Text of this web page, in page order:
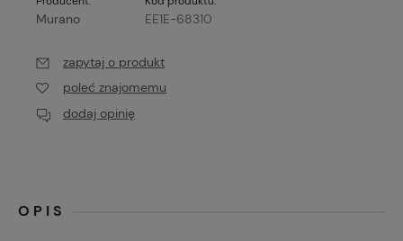
Murano EE1E-68310
zapytaj o produkt
poleć znajomemu
dodaj opinię
OPIS